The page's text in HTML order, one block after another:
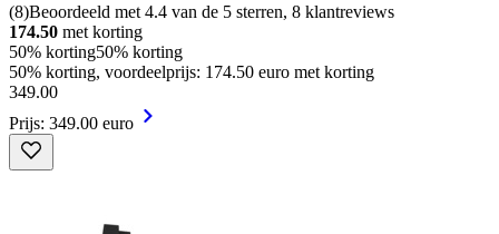
(8)Beoordeeld met 4.4 van de 5 sterren, 8 klantreviews
174.50 met korting
50% korting50% korting
50% korting, voordeelprijs: 174.50 euro met korting
349.00
Prijs: 349.00 euro